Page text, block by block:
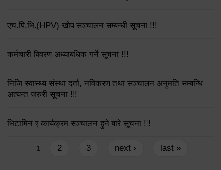
एच.पि.भि.(HPV) खोप सञ्चालन सम्बन्धी सूचना !!!
कर्मचारी विवरण अध्याबधिक गर्ने सूचना !!!
निजि स्वास्थ्य संस्था दर्ता, नविकरण तथा सञ्चालन अनुमति सम्बन्धि
अत्यन्त जरुरी सूचना !!!
भिटामिन ए कार्यक्रम सञ्चालन हुने बारे सूचना !!!
Pages
1 2 3 next › last »